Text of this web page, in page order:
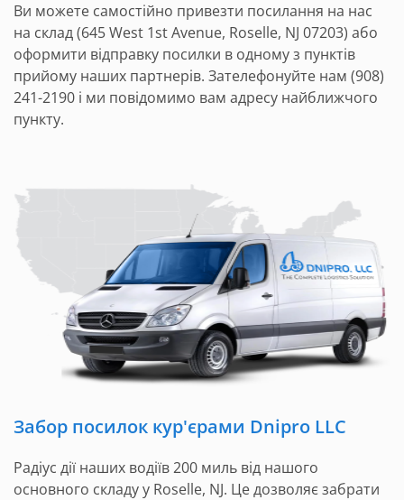
Ви можете самостійно привезти посилання на нас
на склад (645 West 1st Avenue, Roselle, NJ 07203) або
оформити відправку посилки в одному з пунктів
прийому наших партнерів. Зателефонуйте нам (908)
241-2190 і ми повідомимо вам адресу найближчого
пункту.
Забор посилок кур'єрами Dnipro LLC
Радіус дії наших водіїв 200 миль від нашого
основного складу у Roselle, NJ. Це дозволяє забрати